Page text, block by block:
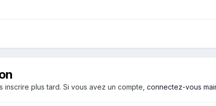
plus tard. Si vous avez un compte, connectez-vous